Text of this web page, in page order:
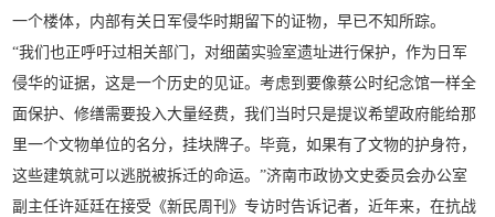
一个楼体，内部有关日军侵华时期留下的证物，早已不知所踪。
“我们也正呼吁过相关部门，对细菌实验室遗址进行保护，作为日军
侵华的证据，这是一个历史的见证。考虑到要像蔡公时纪念馆一样全
面保护、修缮需要投入大量经费，我们当时只是提议希望政府能给那
里一个文物单位的名分，挂块牌子。毕竟，如果有了文物的护身符，
这些建筑就可以逃脱被拆迁的命运。”济南市政协文史委员会办公室
副主任许延廷在接受《新民周刊》专访时告诉记者，近年来，在抗战